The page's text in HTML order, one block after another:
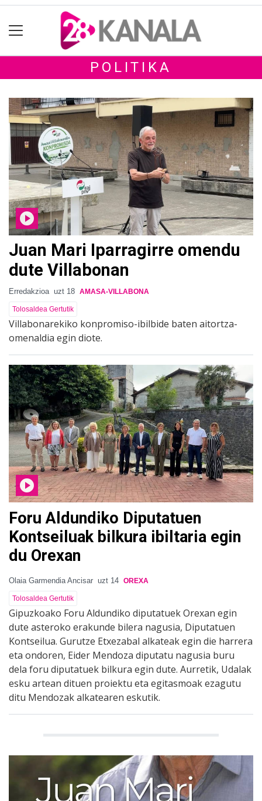
POLITIKA
Juan Mari Iparragirre omendu
dute Villabonan
Erredakzioa uzt 18 AMASA-VILLABONA
Tolosaldea Gertutik
Villabonarekiko konpromiso-ibilbide baten aitortza-
omenaldia egin diote.
Foru Aldundiko Diputatuen
Kontseiluak bilkura ibiltaria egin
du Orexan
Olaia Garmendia Ancisar uzt 14 OREXA
Tolosaldea Gertutik
Gipuzkoako Foru Aldundiko diputatuek Orexan egin
dute asteroko erakunde bilera nagusia, Diputatuen
Kontseilua. Gurutze Etxezabal alkateak egin die harrera
eta ondoren, Eider Mendoza diputatu nagusia buru
dela foru diputatuek bilkura egin dute. Aurretik, Udalak
esku artean dituen proiektu eta egitasmoak ezagutu
ditu Mendozak alkatearen eskutik.